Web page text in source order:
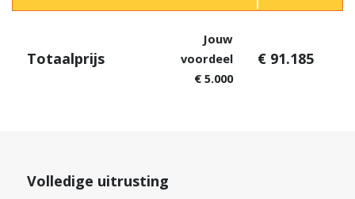
Totaalprijs
Jouw
voordeel
€ 5.000
€ 91.185
Volledige uitrusting